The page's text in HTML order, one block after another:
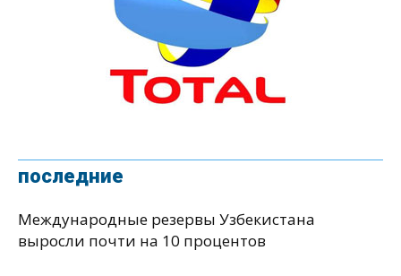
последние
Международные резервы Узбекистана
выросли почти на 10 процентов